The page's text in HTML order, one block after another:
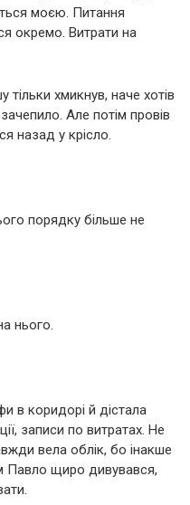
моєю. Питання
окремо. Витрати на
тільки хмикнув, наче хотів
Але потім провів
назад у крісло.
порядку більше не
нього.
в коридорі й дістала
записи по витратах. Не
вела облік, бо інакше
Павло щиро дивувався,